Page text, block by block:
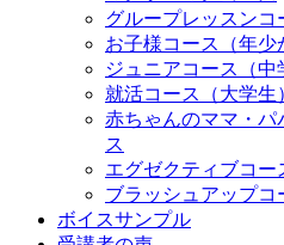
グループレッスンコ
お子様コース（年少
ジュニアコース（中
就活コース（大学生
赤ちゃんのママ・パ
ス
エグゼクティブコー
ブラッシュアップコ
ボイスサンプル